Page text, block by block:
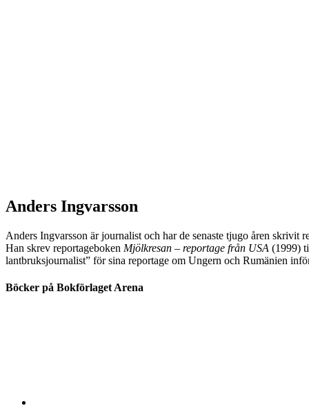
Anders Ingvarsson
Anders Ingvarsson är journalist och har de senaste tjugo åren
Han skrev reportageboken Mjölkresan – reportage från USA (1999)
lantbruksjournalist” för sina reportage om Ungern och Rumänien
Böcker på Bokförlaget Arena